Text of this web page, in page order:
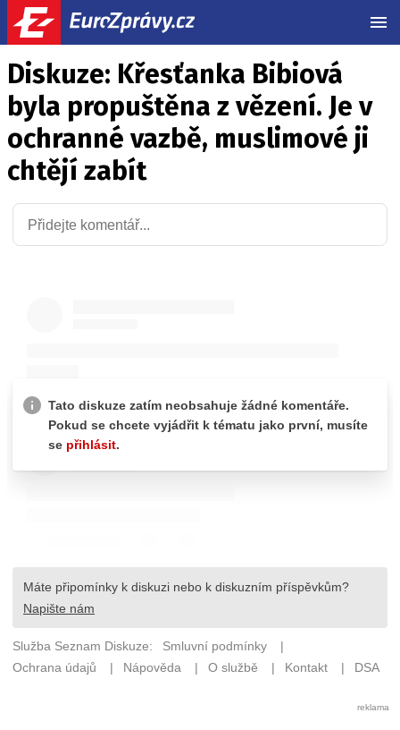
Diskuze: Křesťanka Bibiová
byla propuštěna z vězení. Je v
ochranné vazbě, muslimové ji
chtějí zabít